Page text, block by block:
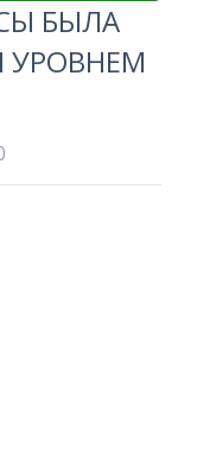
БЫЛА